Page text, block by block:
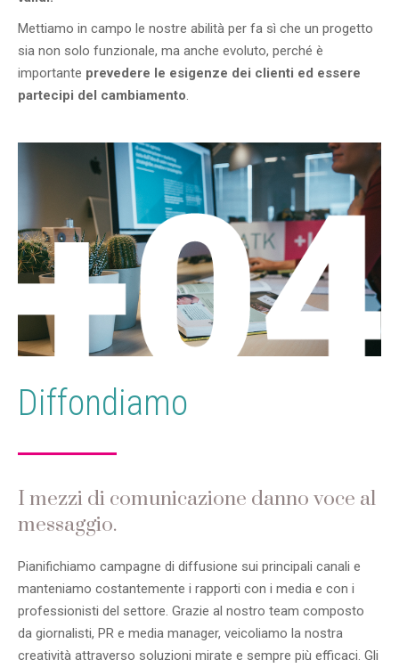
Mettiamo in campo le nostre abilità per fa sì che un progetto
sia non solo funzionale, ma anche evoluto, perché è
importante prevedere le esigenze dei clienti ed essere
partecipi del cambiamento.
Diffondiamo
I mezzi di comunicazione danno voce al
messaggio.
Pianifichiamo campagne di diffusione sui principali canali e
manteniamo costantemente i rapporti con i media e con i
professionisti del settore. Grazie al nostro team composto
da giornalisti, PR e media manager, veicoliamo la nostra
creatività attraverso soluzioni mirate e sempre più efficaci. Gli